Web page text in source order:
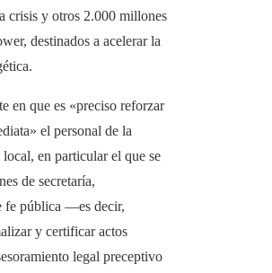
crisis y otros 2.000 millones
destinados a acelerar la
en que es «preciso reforzar
el personal de la
en particular el que se
de secretaría,
fe pública —es decir,
y certificar actos
legal preceptivo